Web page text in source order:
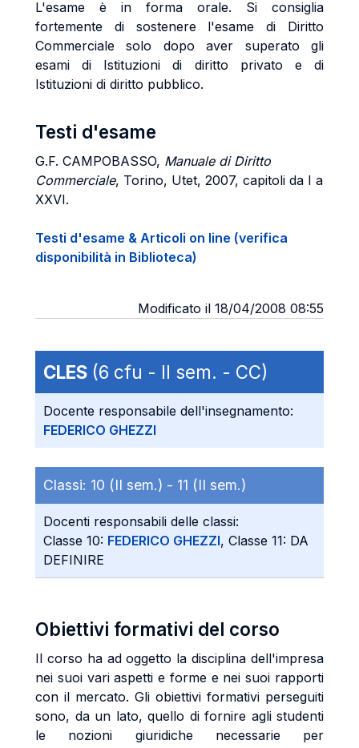
L'esame è in forma orale. Si consiglia
fortemente di sostenere l'esame di Diritto
Commerciale solo dopo aver superato gli
esami di Istituzioni di diritto privato e di
Istituzioni di diritto pubblico.
Testi d'esame
G.F. CAMPOBASSO, Manuale di Diritto
Commerciale, Torino, Utet, 2007, capitoli da I a
XXVI.
Testi d'esame & Articoli on line (verifica
disponibilità in Biblioteca)
Modificato il 18/04/2008 08:55
CLES (6 cfu - II sem. - CC)
Docente responsabile dell'insegnamento:
FEDERICO GHEZZI
Classi: 10 (II sem.) - 11 (II sem.)
Docenti responsabili delle classi:
Classe 10: FEDERICO GHEZZI, Classe 11: DA
DEFINIRE
Obiettivi formativi del corso
Il corso ha ad oggetto la disciplina dell'impresa
nei suoi vari aspetti e forme e nei suoi rapporti
con il mercato. Gli obiettivi formativi perseguiti
sono, da un lato, quello di fornire agli studenti
le nozioni giuridiche necessarie per